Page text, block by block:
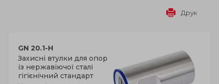
Друк
GN 20.1-H
Захисні втулки для опор
із нержавіючої сталі
гігієнічний стандарт